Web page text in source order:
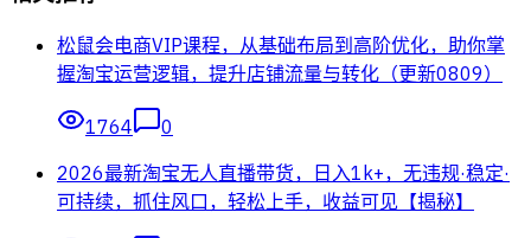
松鼠会电商VIP课程，从基础布局到高阶优化，助你掌
握淘宝运营逻辑，提升店铺流量与转化（更新0809）
1764
0
2026最新淘宝无人直播带货，日入1k+，无违规·稳定·
可持续，抓住风口，轻松上手，收益可见【揭秘】